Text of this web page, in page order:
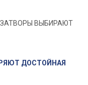
ВЫБИРАЮТ
ДОСТОЙНАЯ